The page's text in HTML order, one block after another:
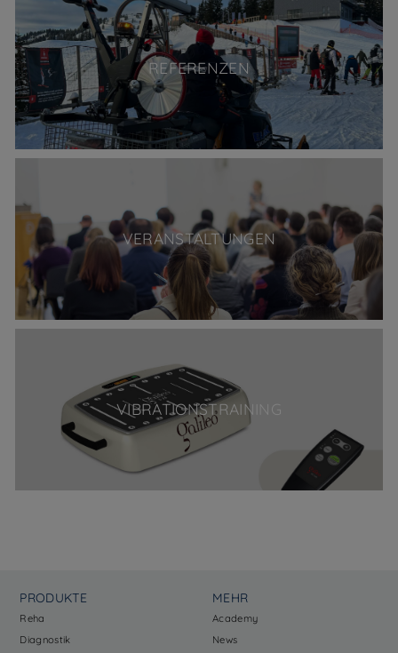
REFERENZEN
VERANSTALTUNGEN
VIBRATIONSTRAINING
PRODUKTE
Reha
Diagnostik
MEHR
Academy
News